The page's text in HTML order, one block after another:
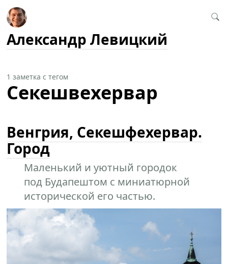
Александр Левицкий
1 заметка с тегом
Секешвехервар
Венгрия, Секешфехервар.
Город
Маленький и уютный городок
под Будапештом с миниатюрной
исторической его частью.